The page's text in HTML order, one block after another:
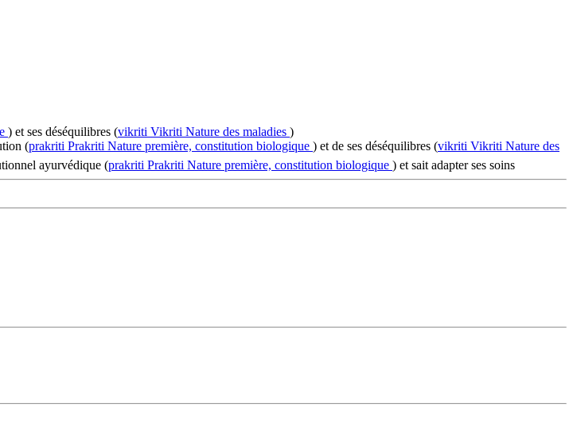
) et ses déséquilibres (vikriti Vikriti Nature des maladies )
(prakriti Prakriti Nature première, constitution biologique ) et de ses déséquilibres (vikriti Vikriti Nature des
ayurvédique (prakriti Prakriti Nature première, constitution biologique ) et sait adapter ses soins